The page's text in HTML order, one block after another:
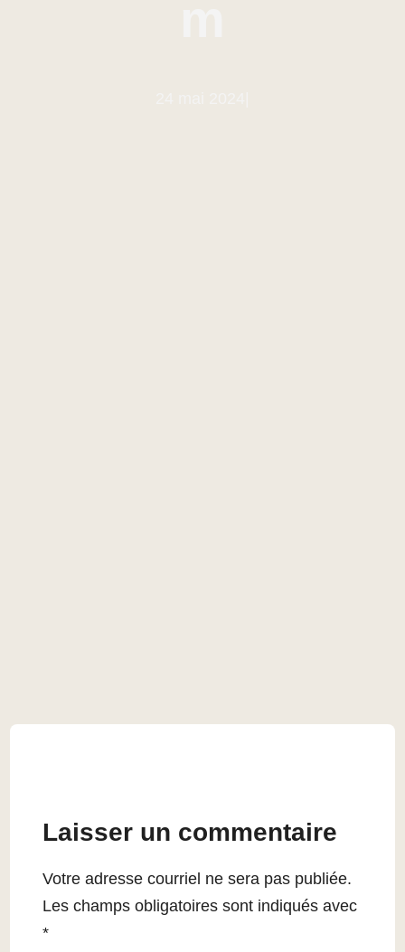
Laisser un commentaire
Votre adresse courriel ne sera pas publiée.
Les champs obligatoires sont indiqués avec
*